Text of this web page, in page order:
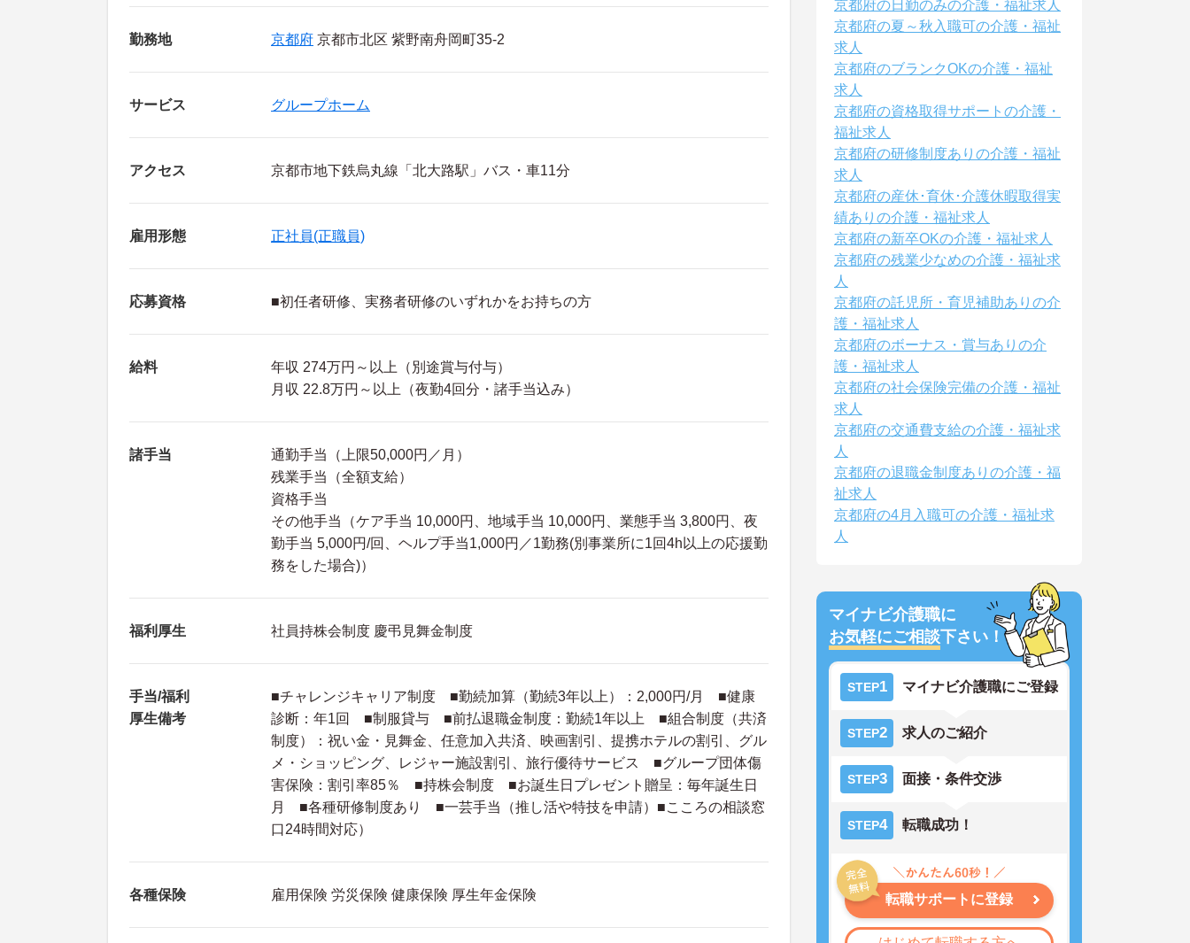
勤務地 京都府 京都市北区 紫野南舟岡町35-2
サービス グループホーム
アクセス 京都市地下鉄烏丸線「北大路駅」バス・車11分
雇用形態 正社員(正職員)
応募資格 ■初任者研修、実務者研修のいずれかをお持ちの方
給料
年収 274万円～以上（別途賞与付与）
月収 22.8万円～以上（夜勤4回分・諸手当込み）
諸手当
通勤手当（上限50,000円／月）
残業手当（全額支給）
資格手当
その他手当（ケア手当 10,000円、地域手当 10,000円、業態手当 3,800円、夜
勤手当 5,000円/回、ヘルプ手当1,000円／1勤務(別事業所に1回4h以上の応援勤
務をした場合)）
福利厚生 社員持株会制度 慶弔見舞金制度
手当/福利
厚生備考
■チャレンジキャリア制度 ■勤続加算（勤続3年以上）：2,000円/月 ■健康
診断：年1回 ■制服貸与 ■前払退職金制度：勤続1年以上 ■組合制度（共済
制度）：祝い金・見舞金、任意加入共済、映画割引、提携ホテルの割引、グル
メ・ショッピング、レジャー施設割引、旅行優待サービス ■グループ団体傷
害保険：割引率85％ ■持株会制度 ■お誕生日プレゼント贈呈：毎年誕生日
月 ■各種研修制度あり ■一芸手当（推し活や特技を申請）■こころの相談窓
口24時間対応）
各種保険 雇用保険 労災保険 健康保険 厚生年金保険
京都府の日勤のみの介護・福祉求人
京都府の夏～秋入職可の介護・福祉
求人
京都府のブランクOKの介護・福祉
求人
京都府の資格取得サポートの介護・
福祉求人
京都府の研修制度ありの介護・福祉
求人
京都府の産休･育休･介護休暇取得実
績ありの介護・福祉求人
京都府の新卒OKの介護・福祉求人
京都府の残業少なめの介護・福祉求
人
京都府の託児所・育児補助ありの介
護・福祉求人
京都府のボーナス・賞与ありの介
護・福祉求人
京都府の社会保険完備の介護・福祉
求人
京都府の交通費支給の介護・福祉求
人
京都府の退職金制度ありの介護・福
祉求人
京都府の4月入職可の介護・福祉求
人
マイナビ介護職に
お気軽にご相談下さい！
STEP1 マイナビ介護職にご登録
STEP2 求人のご紹介
STEP3 面接・条件交渉
STEP4 転職成功！
転職サポートに登録